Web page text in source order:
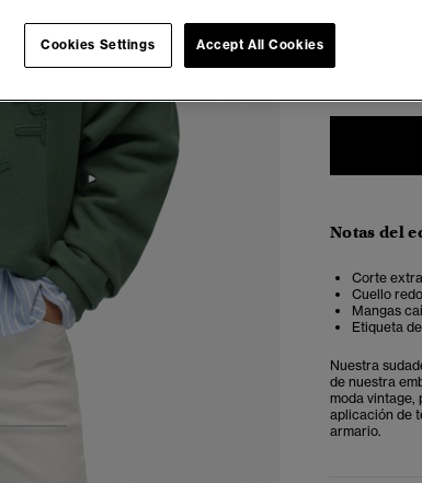
Notas del
Corte
Cuello
Mangas
Etiqueta
Nuestra
de nuestra
moda vintage,
aplicación de
armario.
Accept All Cookies
Cookies Settings